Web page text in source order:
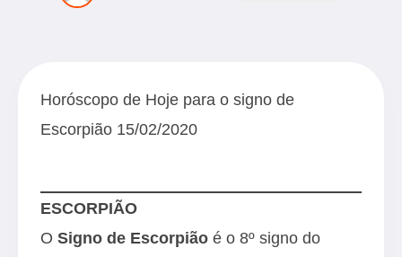
Horóscopo de Hoje para o signo de
Escorpião 15/02/2020
ESCORPIÃO
O Signo de Escorpião é o 8º signo do